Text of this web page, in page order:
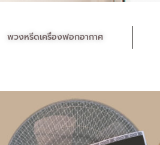
พวงหรีดเครื่องฟอกอากาศ